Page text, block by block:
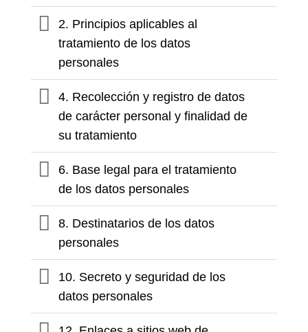
2. Principios aplicables al
tratamiento de los datos
personales
4. Recolección y registro de datos
de carácter personal y finalidad de
su tratamiento
6. Base legal para el tratamiento
de los datos personales
8. Destinatarios de los datos
personales
10. Secreto y seguridad de los
datos personales